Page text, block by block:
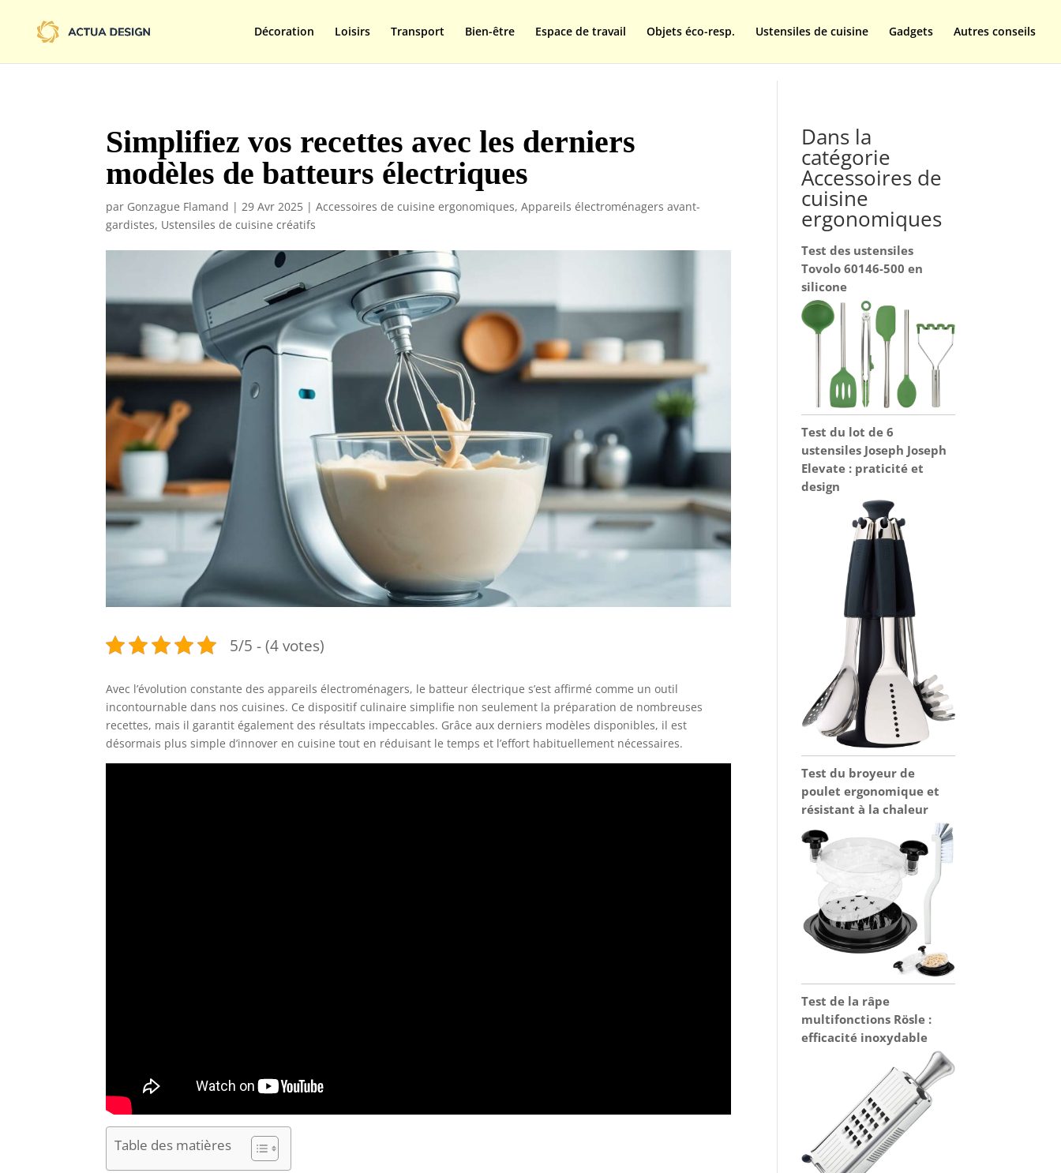
Décoration
Loisirs Transport Bien-être Espace de travail Objets éco-resp. Ustensiles de cuisine Gadgets Autres conseils
Simplifiez vos recettes avec les derniers
modèles de batteurs électriques
par Gonzague Flamand |29 Avr 2025 |Accessoires de cuisine ergonomiques,Appareils électroménagers avant-
gardistes, Ustensiles de cuisine créatifs
5/5 - (4 votes)
Avec l’évolution constante des appareils électroménagers, le batteur électrique s’est affirmé comme un outil
incontournable dans nos cuisines. Ce dispositif culinaire simplifie non seulement la préparation de nombreuses
recettes, mais il garantit également des résultats impeccables. Grâce aux derniers modèles disponibles, il est
désormais plus simple d’innover en cuisine tout en réduisant le temps et l’effort habituellement nécessaires.
Table des matières
Dans la
catégorie
Accessoires de
cuisine
ergonomiques
Test des ustensiles
Tovolo 60146-500 en
silicone
Test du lot de 6
ustensiles Joseph Joseph
Elevate : praticité et
design
Test du broyeur de
poulet ergonomique et
résistant à la chaleur
Test de la râpe
multifonctions Rösle :
efficacité inoxydable